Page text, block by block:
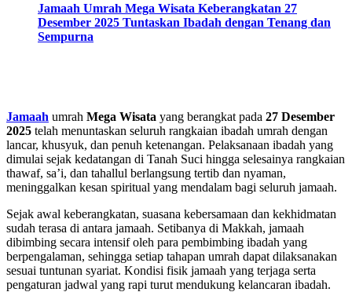
Jamaah Umrah Mega Wisata Keberangkatan 27
Desember 2025 Tuntaskan Ibadah dengan Tenang dan
Sempurna
Jamaah umrah Mega Wisata yang berangkat pada 27 Desember
2025 telah menuntaskan seluruh rangkaian ibadah umrah dengan
lancar, khusyuk, dan penuh ketenangan. Pelaksanaan ibadah yang
dimulai sejak kedatangan di Tanah Suci hingga selesainya rangkaian
thawaf, sa’i, dan tahallul berlangsung tertib dan nyaman,
meninggalkan kesan spiritual yang mendalam bagi seluruh jamaah.
Sejak awal keberangkatan, suasana kebersamaan dan kekhidmatan
sudah terasa di antara jamaah. Setibanya di Makkah, jamaah
dibimbing secara intensif oleh para pembimbing ibadah yang
berpengalaman, sehingga setiap tahapan umrah dapat dilaksanakan
sesuai tuntunan syariat. Kondisi fisik jamaah yang terjaga serta
pengaturan jadwal yang rapi turut mendukung kelancaran ibadah.